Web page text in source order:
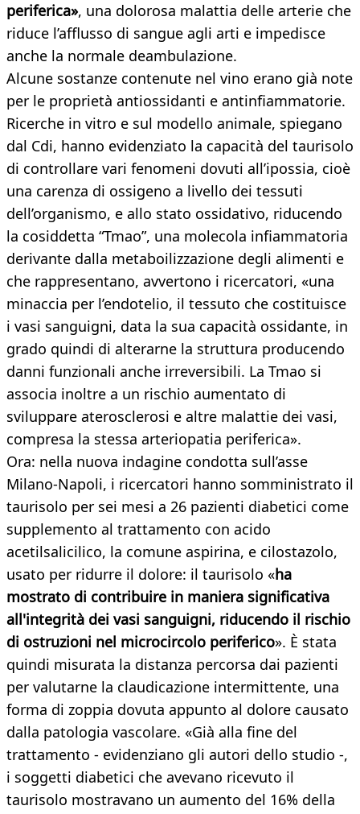
periferica», una dolorosa malattia delle arterie che
riduce l’afflusso di sangue agli arti e impedisce
anche la normale deambulazione.
Alcune sostanze contenute nel vino erano già note
per le proprietà antiossidanti e antinfiammatorie.
Ricerche in vitro e sul modello animale, spiegano
dal Cdi, hanno evidenziato la capacità del taurisolo
di controllare vari fenomeni dovuti all’ipossia, cioè
una carenza di ossigeno a livello dei tessuti
dell’organismo, e allo stato ossidativo, riducendo
la cosiddetta “Tmao”, una molecola infiammatoria
derivante dalla metaboilizzazione degli alimenti e
che rappresentano, avvertono i ricercatori, «una
minaccia per l’endotelio, il tessuto che costituisce
i vasi sanguigni, data la sua capacità ossidante, in
grado quindi di alterarne la struttura producendo
danni funzionali anche irreversibili. La Tmao si
associa inoltre a un rischio aumentato di
sviluppare aterosclerosi e altre malattie dei vasi,
compresa la stessa arteriopatia periferica».
Ora: nella nuova indagine condotta sull’asse
Milano-Napoli, i ricercatori hanno somministrato il
taurisolo per sei mesi a 26 pazienti diabetici come
supplemento al trattamento con acido
acetilsalicilico, la comune aspirina, e cilostazolo,
usato per ridurre il dolore: il taurisolo «ha
mostrato di contribuire in maniera significativa
all'integrità dei vasi sanguigni, riducendo il rischio
di ostruzioni nel microcircolo periferico». È stata
quindi misurata la distanza percorsa dai pazienti
per valutarne la claudicazione intermittente, una
forma di zoppia dovuta appunto al dolore causato
dalla patologia vascolare. «Già alla fine del
trattamento - evidenziano gli autori dello studio -,
i soggetti diabetici che avevano ricevuto il
taurisolo mostravano un aumento del 16% della